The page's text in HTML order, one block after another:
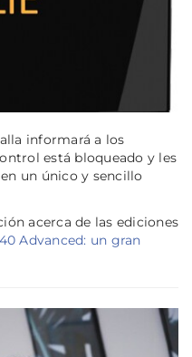
informará a los
está bloqueado y les
un único y sencillo
acerca de las ediciones
Advanced: un gran